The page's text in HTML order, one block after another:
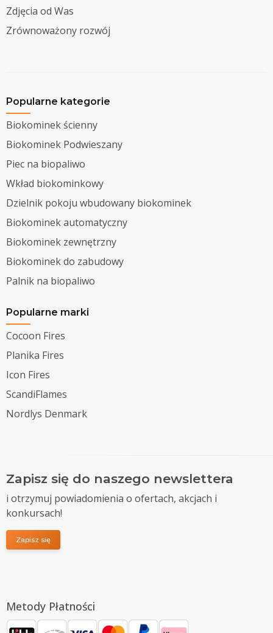
Zdjęcia od Was
Zrównoważony rozwój
Popularne kategorie
Biokominek ścienny
Biokominek Podwieszany
Piec na biopaliwo
Wkład biokominkowy
Dzielnik pokoju wbudowany biokominek
Biokominek automatyczny
Biokominek zewnętrzny
Biokominek do zabudowy
Palnik na biopaliwo
Popularne marki
Cocoon Fires
Planika Fires
Icon Fires
ScandiFlames
Nordlys Denmark
Zapisz się do naszego newslettera
i otrzymuj powiadomienia o ofertach, akcjach i
konkursach!
Zapisz się
Metody Płatności